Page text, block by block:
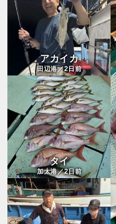
アカイカ
田辺港／2日前
タイ
加太港／2日前